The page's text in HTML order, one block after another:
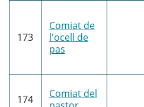
173
Comiat de
l'ocell de
pas
174
Comiat del